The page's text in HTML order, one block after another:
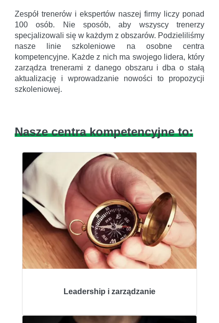
Zespół trenerów i ekspertów naszej firmy liczy ponad
100 osób. Nie sposób, aby wszyscy trenerzy
specjalizowali się w każdym z obszarów. Podzieliliśmy
nasze linie szkoleniowe na osobne centra
kompetencyjne. Każde z nich ma swojego lidera, który
zarządza trenerami z danego obszaru i dba o stałą
aktualizację i wprowadzanie nowości to propozycji
szkoleniowej.
Nasze centra kompetencyjne to:
Leadership i zarządzanie